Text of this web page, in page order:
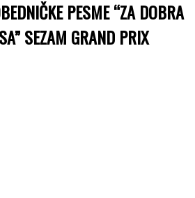
PESME “ZA DOBRA
SEZAM GRAND PRIX